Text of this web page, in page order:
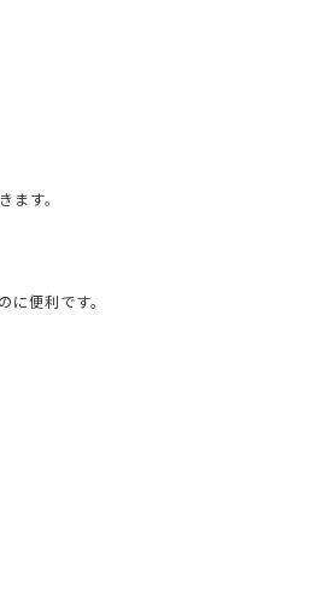
ます。
に便利です。